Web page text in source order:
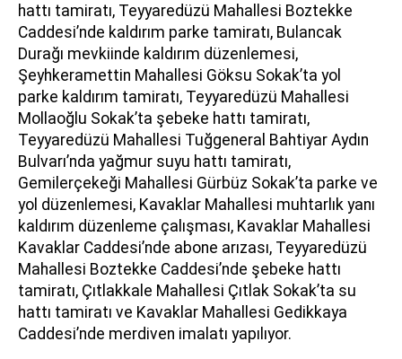
hattı tamiratı, Teyyaredüzü Mahallesi Boztekke
Caddesi’nde kaldırım parke tamiratı, Bulancak
Durağı mevkiinde kaldırım düzenlemesi,
Şeyhkeramettin Mahallesi Göksu Sokak’ta yol
parke kaldırım tamiratı, Teyyaredüzü Mahallesi
Mollaoğlu Sokak’ta şebeke hattı tamiratı,
Teyyaredüzü Mahallesi Tuğgeneral Bahtiyar Aydın
Bulvarı’nda yağmur suyu hattı tamiratı,
Gemilerçekeği Mahallesi Gürbüz Sokak’ta parke ve
yol düzenlemesi, Kavaklar Mahallesi muhtarlık yanı
kaldırım düzenleme çalışması, Kavaklar Mahallesi
Kavaklar Caddesi’nde abone arızası, Teyyaredüzü
Mahallesi Boztekke Caddesi’nde şebeke hattı
tamiratı, Çıtlakkale Mahallesi Çıtlak Sokak’ta su
hattı tamiratı ve Kavaklar Mahallesi Gedikkaya
Caddesi’nde merdiven imalatı yapılıyor.